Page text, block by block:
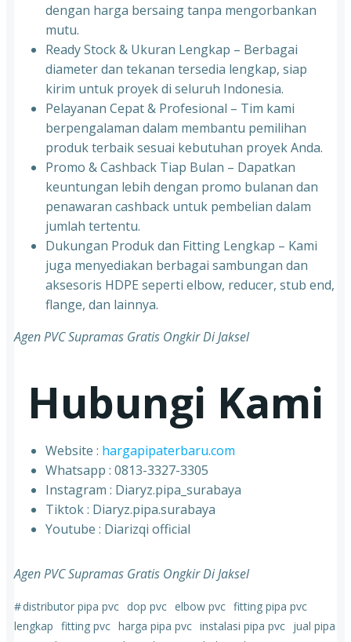
dengan harga bersaing tanpa mengorbankan
mutu.
Ready Stock & Ukuran Lengkap – Berbagai
diameter dan tekanan tersedia lengkap, siap
kirim untuk proyek di seluruh Indonesia.
Pelayanan Cepat & Profesional – Tim kami
berpengalaman dalam membantu pemilihan
produk terbaik sesuai kebutuhan proyek Anda.
Promo & Cashback Tiap Bulan – Dapatkan
keuntungan lebih dengan promo bulanan dan
penawaran cashback untuk pembelian dalam
jumlah tertentu.
Dukungan Produk dan Fitting Lengkap – Kami
juga menyediakan berbagai sambungan dan
aksesoris HDPE seperti elbow, reducer, stub end,
flange, dan lainnya.
Agen PVC Supramas Gratis Ongkir Di Jaksel
Hubungi Kami
Website : hargapipaterbaru.com
Whatsapp : 0813-3327-3305
⁠Instagram : Diaryz.pipa_surabaya
⁠Tiktok : Diaryz.pipa.surabaya
⁠Youtube : Diarizqi official
Agen PVC Supramas Gratis Ongkir Di Jaksel
#distributor pipa pvc dop pvc elbow pvc fitting pipa pvc
lengkap fitting pvc harga pipa pvc instalasi pipa pvc jual pipa